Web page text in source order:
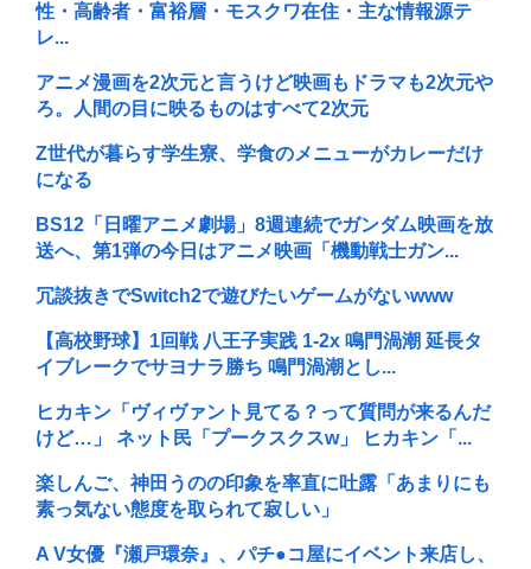
性・高齢者・富裕層・モスクワ在住・主な情報源テ
レ...
アニメ漫画を2次元と言うけど映画もドラマも2次元や
ろ。人間の目に映るものはすべて2次元
Z世代が暮らす学生寮、学食のメニューがカレーだけ
になる
BS12「日曜アニメ劇場」8週連続でガンダム映画を放
送へ、第1弾の今日はアニメ映画「機動戦士ガン...
冗談抜きでSwitch2で遊びたいゲームがないwww
【高校野球】1回戦 八王子実践 1-2x 鳴門渦潮 延長タ
イブレークでサヨナラ勝ち 鳴門渦潮とし...
ヒカキン「ヴィヴァント見てる？って質問が来るんだ
けど…」 ネット民「プークスクスw」 ヒカキン「...
楽しんご、神田うのの印象を率直に吐露「あまりにも
素っ気ない態度を取られて寂しい」
A V女優『瀬戸環奈』、パチ●コ屋にイベント来店し、